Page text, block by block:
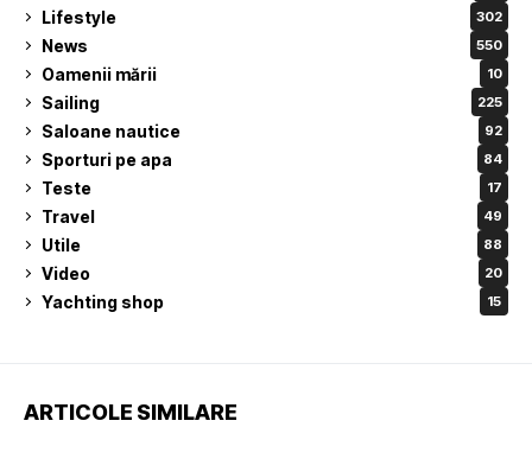
Lifestyle 302
News 550
Oamenii mării 10
Sailing 225
Saloane nautice 92
Sporturi pe apa 84
Teste 17
Travel 49
Utile 88
Video 20
Yachting shop 15
ARTICOLE SIMILARE